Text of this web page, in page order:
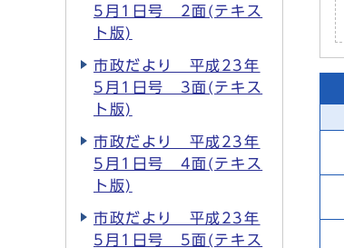
5月1日号 2面(テキス
ト版)
市政だより 平成23年
5月1日号 3面(テキス
ト版)
市政だより 平成23年
5月1日号 4面(テキス
ト版)
市政だより 平成23年
5月1日号 5面(テキス